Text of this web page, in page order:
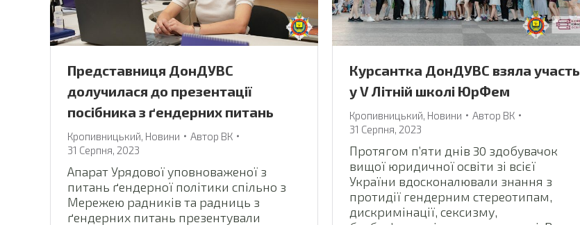
Представниця ДонДУВС
долучилася до презентації
посібника з ґендерних питань
Кропивницький, Новини Автор ВК
31 Серпня, 2023
Апарат Урядової уповноваженої з
питань ґендерної політики спільно з
Мережею радників та радниць з
ґендерних питань презентували
Курсантка ДонДУВС взяла участь
у V Літній школі ЮрФем
Кропивницький, Новини Автор ВК
31 Серпня, 2023
Протягом п’яти днів 30 здобувачок
вищої юридичної освіти зі всієї
України вдосконалювали знання з
протидії гендерним стереотипам,
дискримінації, сексизму,